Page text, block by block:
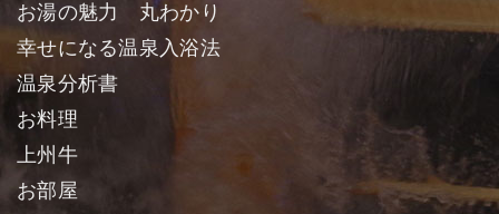
お湯の魅力 丸わかり
幸せになる温泉入浴法
温泉分析書
お料理
上州牛
お部屋